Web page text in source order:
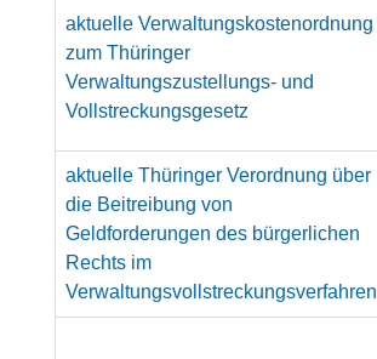
aktuelle Verwaltungskostenordnung
zum Thüringer
Verwaltungszustellungs- und
Vollstreckungsgesetz
aktuelle Thüringer Verordnung über
die Beitreibung von
Geldforderungen des bürgerlichen
Rechts im
Verwaltungsvollstreckungsverfahren